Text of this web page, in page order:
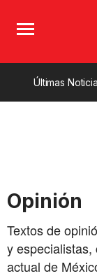
Últimas
Opinión
Textos de
y
actual de